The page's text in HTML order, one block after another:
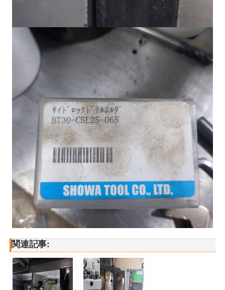
関連記事: